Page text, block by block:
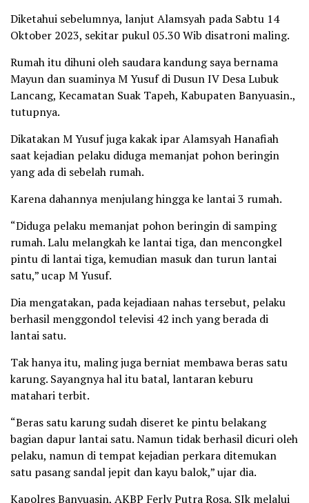
Diketahui sebelumnya, lanjut Alamsyah pada Sabtu 14
Oktober 2023, sekitar pukul 05.30 Wib disatroni maling.
Rumah itu dihuni oleh saudara kandung saya bernama
Mayun dan suaminya M Yusuf di Dusun IV Desa Lubuk
Lancang, Kecamatan Suak Tapeh, Kabupaten Banyuasin.,
tutupnya.
Dikatakan M Yusuf juga kakak ipar Alamsyah Hanafiah
saat kejadian pelaku diduga memanjat pohon beringin
yang ada di sebelah rumah.
Karena dahannya menjulang hingga ke lantai 3 rumah.
“Diduga pelaku memanjat pohon beringin di samping
rumah. Lalu melangkah ke lantai tiga, dan mencongkel
pintu di lantai tiga, kemudian masuk dan turun lantai
satu,” ucap M Yusuf.
Dia mengatakan, pada kejadiaan nahas tersebut, pelaku
berhasil menggondol televisi 42 inch yang berada di
lantai satu.
Tak hanya itu, maling juga berniat membawa beras satu
karung. Sayangnya hal itu batal, lantaran keburu
matahari terbit.
“Beras satu karung sudah diseret ke pintu belakang
bagian dapur lantai satu. Namun tidak berhasil dicuri oleh
pelaku, namun di tempat kejadian perkara ditemukan
satu pasang sandal jepit dan kayu balok,” ujar dia.
Kapolres Banyuasin, AKBP Ferly Putra Rosa, SIk melalui